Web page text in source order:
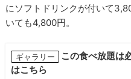
にソフトドリンクが付いて
いても4,800円。
ギャラリー
この食べ放題は
はこちら